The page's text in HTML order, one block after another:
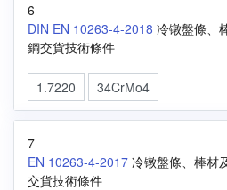
6
DIN EN 10263-4-2018 冷镦盤條、
鋼交貨技術條件
1.7220 34CrMo4
7
EN 10263-4-2017 冷镦盤條、棒材
交貨技術條件